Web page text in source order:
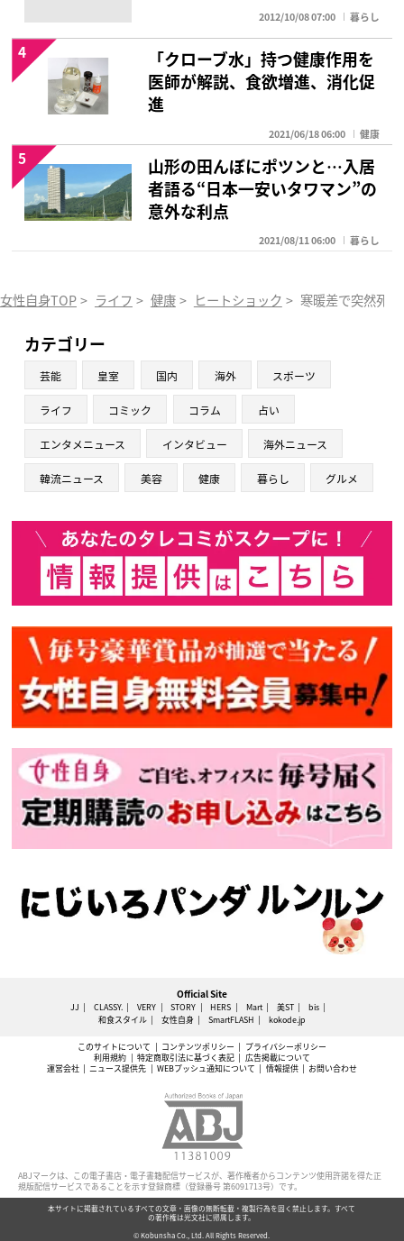
2012/10/08 07:00 暮らし
「クローブ水」持つ健康作用を
医師が解説、食欲増進、消化促
進
2021/06/18 06:00 健康
4
山形の田んぼにポツンと…入居
者語る“日本一安いタワマン”の
意外な利点
2021/08/11 06:00 暮らし
5
女性自身TOP > ライフ > 健康 > ヒートショック > 寒暖差で突然死
カテゴリー
芸能 皇室 国内 海外 スポーツ
ライフ コミック コラム 占い
エンタメニュース インタビュー 海外ニュース
韓流ニュース 美容 健康 暮らし グルメ
Official Site
JJ CLASSY. VERY STORY HERS Mart 美ST
bis
和食スタイル
女性自身 SmartFLASH kokode.jp
このサイトについて コンテンツポリシー
プライバシーポリシー
利用規約
特定商取引法に基づく表記
広告掲載について
運営会社
ニュース提供先 WEBプッシュ通知について 情報提供 お問い合わせ
ABJマークは、この電子書店・電子書籍配信サービスが、著作権者からコンテンツ使用許諾を得た正
規版配信サービスであることを示す登録商標（登録番号 第6091713号）です。
本サイトに掲載されているすべての文章・画像の無断転載・複製行為を固く禁止します。すべて
の著作権は光文社に帰属します。
© Kobunsha Co., Ltd. All Rights Reserved.